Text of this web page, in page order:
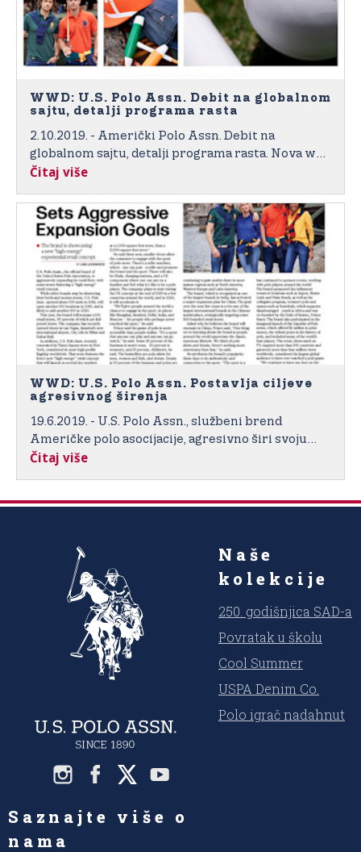
WWD: U.S. Polo Assn. Debit na globalnom
sajtu, detalji programa rasta
2.10.2019. - Američki Polo Assn. Debit na
globalnom sajtu, detalji programa rasta. Nova web
stranica pokrenut će se u 100 zemalja u naredna
rasta u 180 zemalja.
Čitaj više
WWD: U.S. Polo Assn. Postavlja ciljeve
agresivnog širenja
19.6.2019. - U.S. Polo Assn., službeni brend
Američke polo asocijacije, agresivno širi svoju
maloprodajnu flotu, a neke prodavnice sadrže
Čitaj više
Naše
kolekcije
250. godišnjica SAD-a
Povratak u školu
Cool Summer
USPA Denim Co.
Polo igrač nadahnut
Saznajte više o
nama